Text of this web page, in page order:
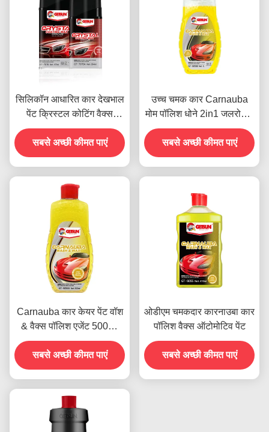
सिलिकॉन आधारित कार देखभाल
पेंट क्रिस्टल कोटिंग वैक्स
धूलरोधी 450g
सबसे अच्छी कीमत पाएं
उच्च चमक कार Carnauba
मोम पॉलिश धोने 2in1 जलरोधक
खरोंच प्रतिरोधी
सबसे अच्छी कीमत पाएं
Carnauba कार केयर पेंट वॉश
& वैक्स पॉलिश एजेंट 500ml
OEM
सबसे अच्छी कीमत पाएं
ओडीएम चमकदार कारनाउबा कार
पॉलिश वैक्स ऑटोमोटिव पेंट
सबसे अच्छी कीमत पाएं